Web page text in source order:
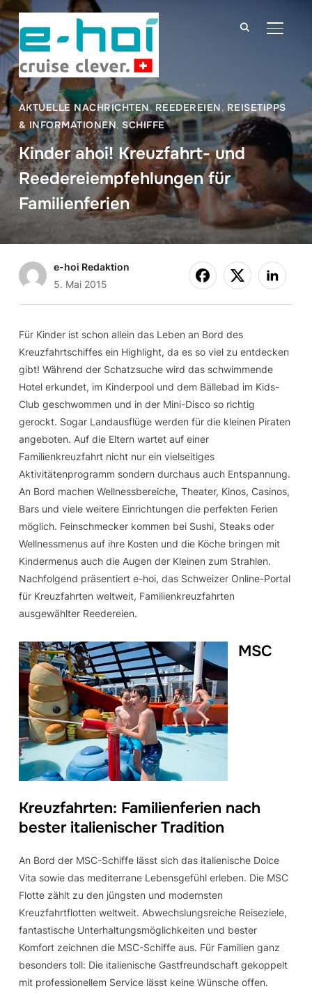
AKTUELLE NACHRICHTEN,REEDEREIEN, REISETIPPS
& INFORMATIONEN,SCHIFFE
Kinder ahoi! Kreuzfahrt- und
Reedereiempfehlungen für
Familienferien
e-hoi Redaktion
5. Mai 2015
Für Kinder ist schon allein das Leben an Bord des
Kreuzfahrtschiffes ein Highlight, da es so viel zu entdecken
gibt! Während der Schatzsuche wird das schwimmende
Hotel erkundet, im Kinderpool und dem Bällebad im Kids-
Club geschwommen und in der Mini-Disco so richtig
gerockt. Sogar Landausflüge werden für die kleinen Piraten
angeboten. Auf die Eltern wartet auf einer
Familienkreuzfahrt nicht nur ein vielseitiges
Aktivitätenprogramm sondern durchaus auch Entspannung.
An Bord machen Wellnessbereiche, Theater, Kinos, Casinos,
Bars und viele weitere Einrichtungen die perfekten Ferien
möglich. Feinschmecker kommen bei Sushi, Steaks oder
Wellnessmenus auf ihre Kosten und die Köche bringen mit
Kindermenus auch die Augen der Kleinen zum Strahlen.
Nachfolgend präsentiert e-hoi, das Schweizer Online-Portal
für Kreuzfahrten weltweit, Familienkreuzfahrten
ausgewählter Reedereien.
MSC
Kreuzfahrten: Familienferien nach
bester italienischer Tradition
An Bord der MSC-Schiffe lässt sich das italienische Dolce
Vita sowie das mediterrane Lebensgefühl erleben. Die MSC
Flotte zählt zu den jüngsten und modernsten
Kreuzfahrtflotten weltweit. Abwechslungsreiche Reiseziele,
fantastische Unterhaltungsmöglichkeiten und bester
Komfort zeichnen die MSC-Schiffe aus. Für Familien ganz
besonders toll: Die italienische Gastfreundschaft gekoppelt
mit professionellem Service lässt keine Wünsche offen.